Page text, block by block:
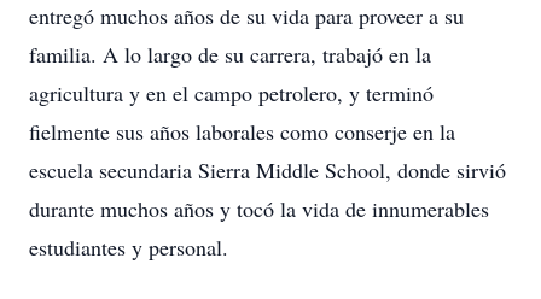
entregó muchos años de su vida para proveer a su
familia. A lo largo de su carrera, trabajó en la
agricultura y en el campo petrolero, y terminó
fielmente sus años laborales como conserje en la
escuela secundaria Sierra Middle School, donde sirvió
durante muchos años y tocó la vida de innumerables
estudiantes y personal.